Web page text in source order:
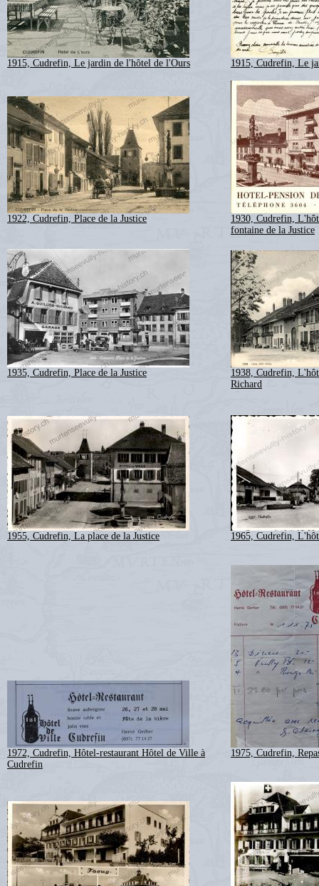
1915, Cudrefin, Le jardin de l'hôtel de l'Ours 1915, Cudrefin, Le
1922, Cudrefin, Place de la Justice
1930, Cudrefin,
fontaine de la Justice
1935, Cudrefin, Place de la Justice
1938, Cudrefin,
Richard
1955, Cudrefin, La place de la Justice 1965, Cudrefin,
1972, Cudrefin, Hôtel-restaurant Hôtel de Ville à
Cudrefin
1975, Cudrefin,